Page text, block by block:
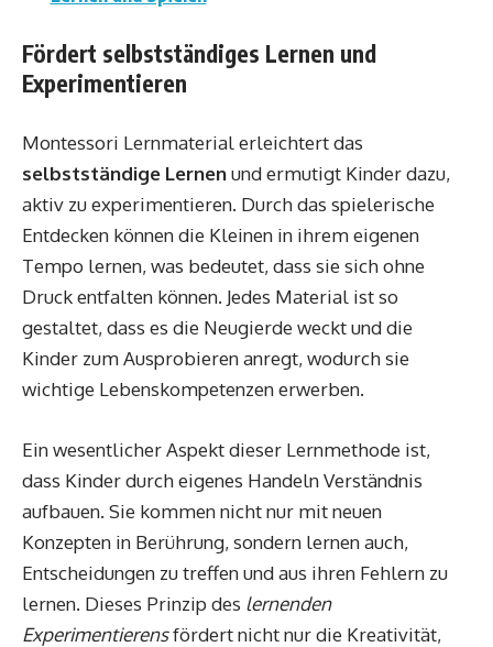
Fördert selbstständiges Lernen und
Experimentieren
Montessori Lernmaterial erleichtert das
selbstständige Lernenund ermutigt Kinder dazu,
aktiv zu experimentieren. Durch das spielerische
Entdecken können die Kleinen in ihrem eigenen
Tempo lernen, was bedeutet, dass sie sich ohne
Druck entfalten können. Jedes Material ist so
gestaltet, dass es die Neugierde weckt und die
Kinder zum Ausprobieren anregt, wodurch sie
wichtige Lebenskompetenzen erwerben.
Ein wesentlicher Aspekt dieser Lernmethode ist,
dass Kinder durch eigenes Handeln Verständnis
aufbauen. Sie kommen nicht nur mit neuen
Konzepten in Berührung, sondern lernen auch,
Entscheidungen zu treffen und aus ihren Fehlern zu
lernen. Dieses Prinzip des lernenden
Experimentierensfördert nicht nur die Kreativität,